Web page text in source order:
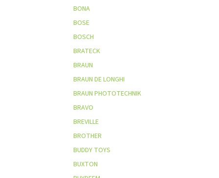
BONA
BOSE
BOSCH
BRATECK
BRAUN
BRAUN DE LONGHI
BRAUN PHOTOTECHNIK
BRAVO
BREVILLE
BROTHER
BUDDY TOYS
BUXTON